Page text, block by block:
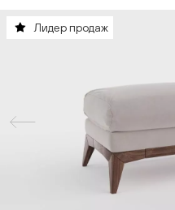
Каталог
Лидер продаж